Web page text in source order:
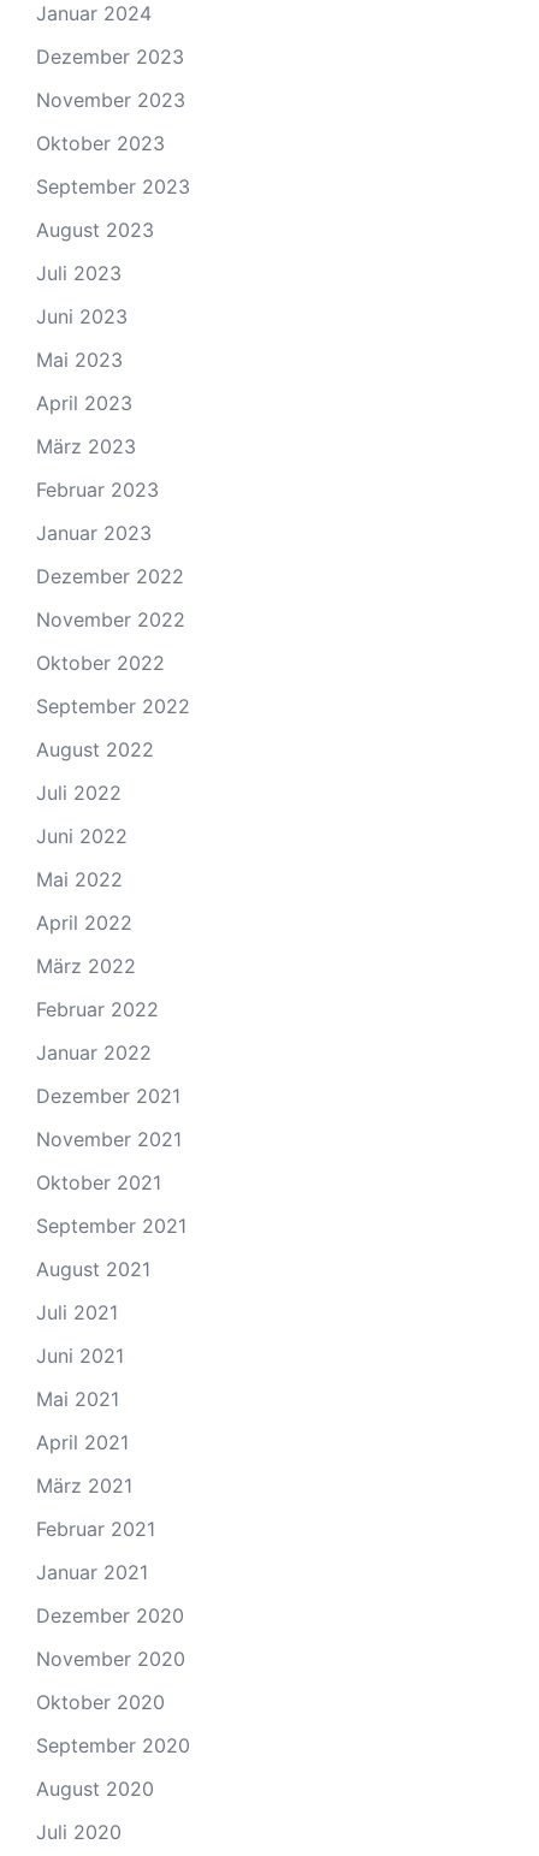
Januar 2024
Dezember 2023
November 2023
Oktober 2023
September 2023
August 2023
Juli 2023
Juni 2023
Mai 2023
April 2023
März 2023
Februar 2023
Januar 2023
Dezember 2022
November 2022
Oktober 2022
September 2022
August 2022
Juli 2022
Juni 2022
Mai 2022
April 2022
März 2022
Februar 2022
Januar 2022
Dezember 2021
November 2021
Oktober 2021
September 2021
August 2021
Juli 2021
Juni 2021
Mai 2021
April 2021
März 2021
Februar 2021
Januar 2021
Dezember 2020
November 2020
Oktober 2020
September 2020
August 2020
Juli 2020